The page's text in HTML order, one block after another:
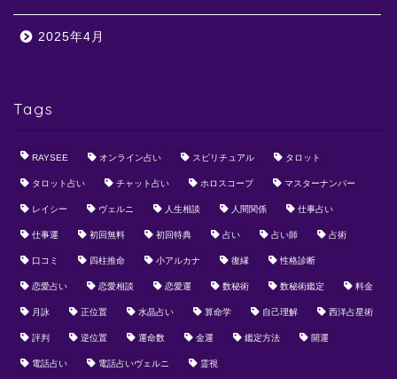
2025年4月
Tags
RAYSEE オンライン占い スピリチュアル タロット
タロット占い チャット占い ホロスコープ マスターナンバー
レイシー ヴェルニ 人生相談 人間関係 仕事占い
仕事運 初回無料 初回特典 占い 占い師 占術
口コミ 四柱推命 小アルカナ 復縁 性格診断
恋愛占い 恋愛相談 恋愛運 数秘術 数秘術鑑定 料金
月詠 正位置 水晶占い 算命学 自己理解 西洋占星術
評判 逆位置 運命数 金運 鑑定方法 開運
電話占い 電話占いヴェルニ 霊視